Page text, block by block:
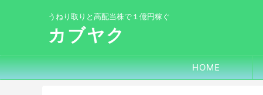
うねり取りと高配当株で１億円稼ぐ
カブヤク
HOME